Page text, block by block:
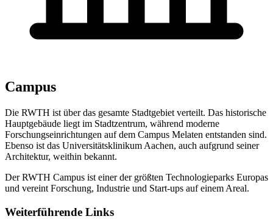
Campus
Die RWTH ist über das gesamte Stadtgebiet verteilt. Das historische
Hauptgebäude liegt im Stadtzentrum, während moderne
Forschungseinrichtungen auf dem Campus Melaten entstanden sind.
Ebenso ist das Universitätsklinikum Aachen, auch aufgrund seiner
Architektur, weithin bekannt.
Der RWTH Campus ist einer der größten Technologieparks Europas
und vereint Forschung, Industrie und Start-ups auf einem Areal.
Weiterführende Links